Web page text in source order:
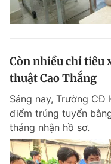
Còn nhiều chỉ tiêu
thuật Cao Thắng
Sáng nay, Trường CĐ
điểm trúng tuyển
tháng nhận hồ sơ.